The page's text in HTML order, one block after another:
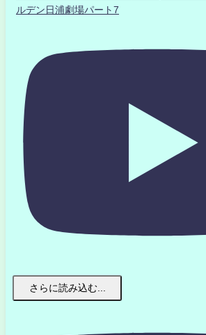
ルデン日浦劇場パート7
さらに読み込む...